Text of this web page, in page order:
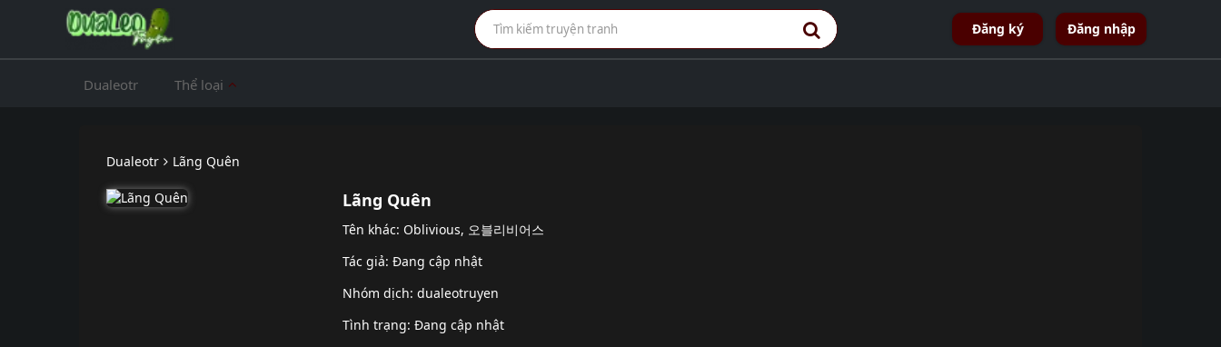
Đăng ký Đăng nhập
Dualeotr Thể loại
Dualeotr Lãng Quên
Lãng Quên
Tên khác: Oblivious, 오블리비어스
Tác giả: Đang cập nhật
Nhóm dịch: dualeotruyen
Tình trạng: Đang cập nhật